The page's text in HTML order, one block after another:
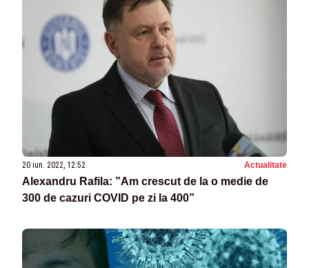
20 iun. 2022, 12:52 Actualitate
Alexandru Rafila: ”Am crescut de la o medie de
300 de cazuri COVID pe zi la 400”